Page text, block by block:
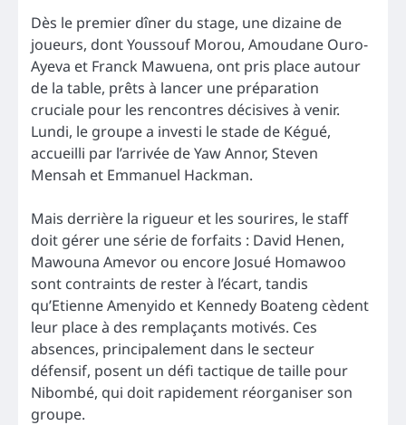
Dès le premier dîner du stage, une dizaine de
joueurs, dont Youssouf Morou, Amoudane Ouro-
Ayeva et Franck Mawuena, ont pris place autour
de la table, prêts à lancer une préparation
cruciale pour les rencontres décisives à venir.
Lundi, le groupe a investi le stade de Kégué,
accueilli par l’arrivée de Yaw Annor, Steven
Mensah et Emmanuel Hackman.
Mais derrière la rigueur et les sourires, le staff
doit gérer une série de forfaits : David Henen,
Mawouna Amevor ou encore Josué Homawoo
sont contraints de rester à l’écart, tandis
qu’Etienne Amenyido et Kennedy Boateng cèdent
leur place à des remplaçants motivés. Ces
absences, principalement dans le secteur
défensif, posent un défi tactique de taille pour
Nibombé, qui doit rapidement réorganiser son
groupe.